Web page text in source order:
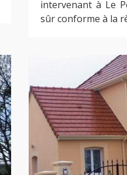
intervenant à Le
sûr conforme à la